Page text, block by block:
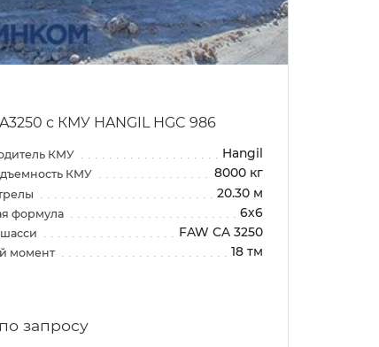
с КМУ HANGIL HGC 986
КМУ Hangil
КМУ 8000 кг
20.30 м
формула 6х6
FAW CA 3250
момент 18 тм
запросу